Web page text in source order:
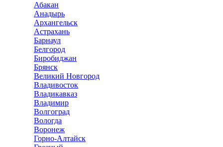
Абакан
Анадырь
Архангельск
Астрахань
Барнаул
Белгород
Биробиджан
Брянск
Великий Новгород
Владивосток
Владикавказ
Владимир
Волгоград
Вологда
Воронеж
Горно-Алтайск